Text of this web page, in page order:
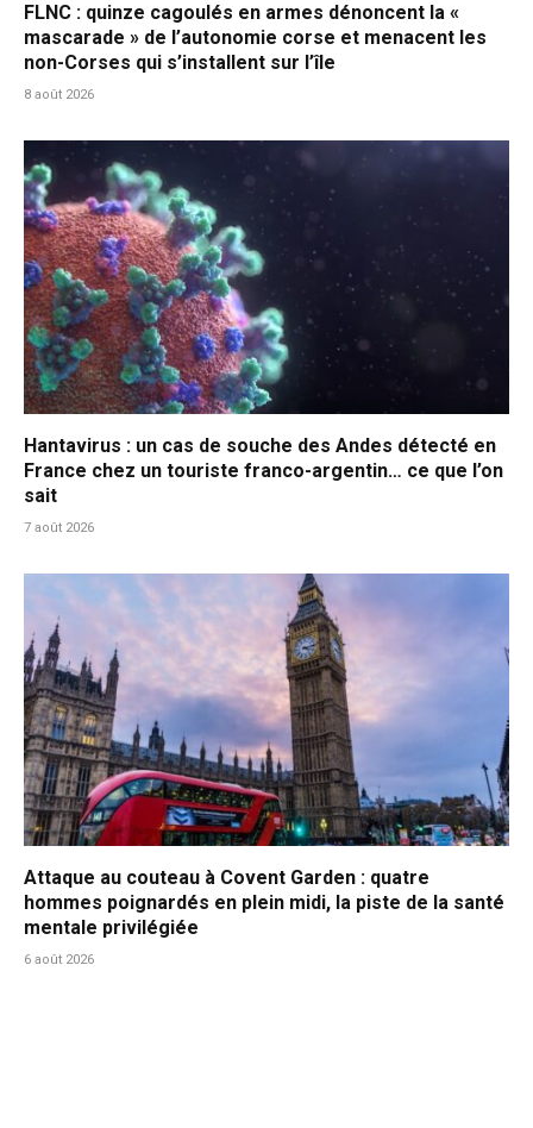
FLNC : quinze cagoulés en armes dénoncent la «
mascarade » de l’autonomie corse et menacent les
non-Corses qui s’installent sur l’île
8 août 2026
Hantavirus : un cas de souche des Andes détecté en
France chez un touriste franco-argentin… ce que l’on
sait
7 août 2026
Attaque au couteau à Covent Garden : quatre
hommes poignardés en plein midi, la piste de la santé
mentale privilégiée
6 août 2026